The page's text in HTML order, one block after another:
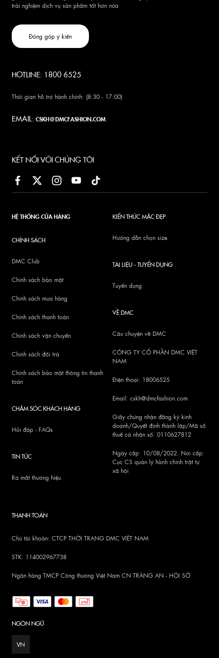
trải nghiệm dịch vụ sản phẩm tốt hơn nữa
Đóng góp ý kiến
HOTLINE: 1800 6525
Thời gian hỗ trợ hành chính: (8:30 - 17:00)
EMAIL: CSKH@DMCFASHION.COM
KẾT NỐI VỚI CHÚNG TÔI
HỆ THỐNG CỬA HÀNG
CHÍNH SÁCH
DMC Club
Chính sách bảo mật
Chính sách mua hàng
Chính sách thanh toán
Chính sách vận chuyển
Chính sách đổi trả
Chính sách bảo mật thông tin thanh
toán
CHĂM SÓC KHÁCH HÀNG
Hỏi đáp - FAQs
TIN TỨC
Ra mắt thương hiệu
KIẾN THỨC MẶC ĐẸP
Hướng dẫn chọn size
TÀI LIỆU - TUYỂN DỤNG
Tuyển dụng
VỀ DMC
Câu chuyện về DMC
CÔNG TY CỔ PHẦN DMC VIỆT
NAM
Điện thoại: 18006525
Email: cskh@dmcfashion.com
Giấy chứng nhận đăng ký kinh
doanh/Quyết định thành lập/Mã số
thuế cá nhân số: 0110627812
Ngày cấp: 10/08/2022. Nơi cấp:
Cục CS quản lý hành chính trật tự
xã hội
THANH TOÁN
Chủ tài khoản: CTCP THỜI TRANG DMC VIỆT NAM
STK: 114002967738
Ngân hàng TMCP Công thương Việt Nam CN TRÀNG AN - HỘI SỞ
NGÔN NGỮ
VN